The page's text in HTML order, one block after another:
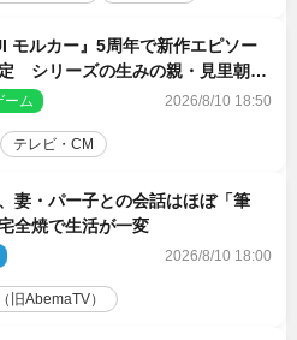
モルカー』5周年で新作エピソー
シリーズの生みの親・見里朝希
ーム 2026/8/10 18:50
テレビ・CM
妻・パー子との会話はほぼ「筆
全焼で生活が一変
2026/8/10 18:00
旧AbemaTV）